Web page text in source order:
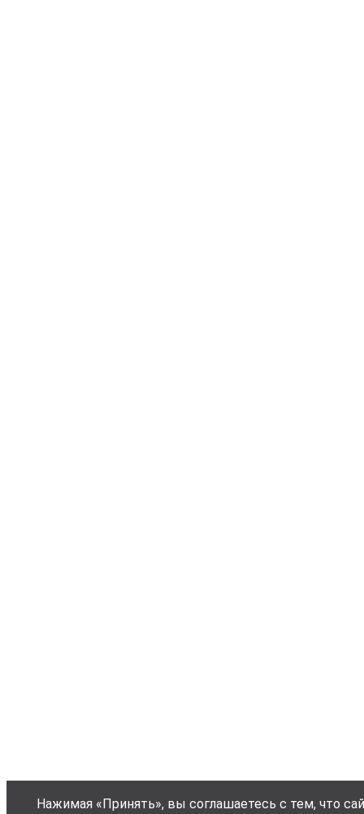
Нажимая «Принять», вы соглашаетесь с тем, что